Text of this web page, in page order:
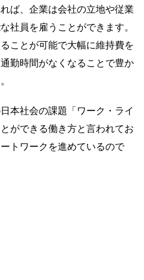
ば、企業は会社の立地や従業
社員を雇うことができます。
ことが可能で大幅に維持費を
勤時間がなくなることで豊か
本社会の課題「ワーク・ライ
ができる働き方と言われてお
トワークを進めているので